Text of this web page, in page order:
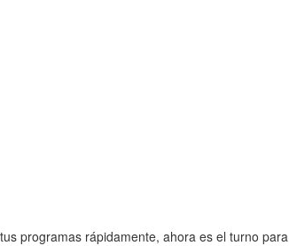
programas rápidamente, ahora es el turno para